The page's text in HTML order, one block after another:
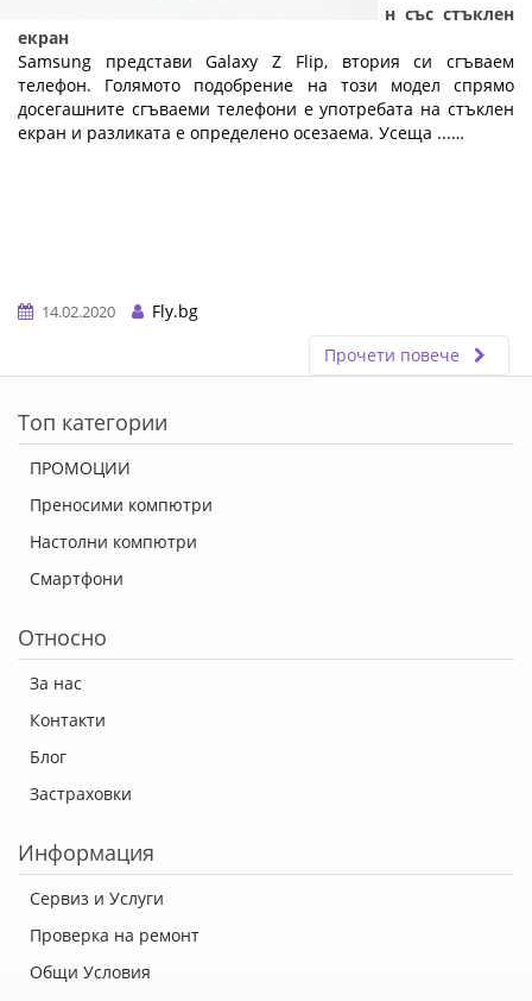
Samsung Galaxy Z Flip - сгъваем телефон със стъклен
екран
Samsung представи Galaxy Z Flip, втория си сгъваем
телефон. Голямото подобрение на този модел спрямо
досегашните сгъваеми телефони е употребата на стъклен
екран и разликата е определено осезаема. Усеща ...…
14.02.2020
Fly.bg
Прочети повече
Топ категории
ПРОМОЦИИ
Преносими компютри
Настолни компютри
Смартфони
Относно
За нас
Контакти
Блог
Застраховки
Информация
Сервиз и Услуги
Проверка на ремонт
Общи Условия